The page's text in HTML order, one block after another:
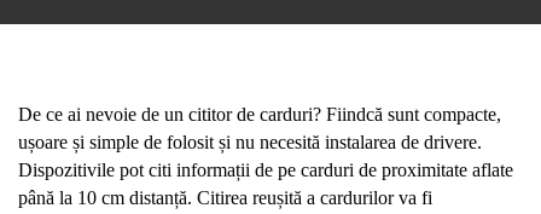
De ce ai nevoie de un cititor de carduri? Fiindcă sunt compacte,
ușoare și simple de folosit și nu necesită instalarea de drivere.
Dispozitivile pot citi informații de pe carduri de proximitate aflate
până la 10 cm distanță. Citirea reușită a cardurilor va fi